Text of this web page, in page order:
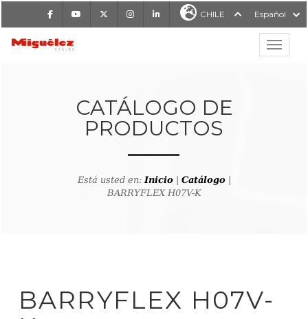
FacebookYoutube InstagramLinkedIn CHILE Español
MIGUÉLEZ CABLES
CATÁLOGO DE
PRODUCTOS
Está usted en:Inicio| Catálogo|
BARRYFLEX H07V-K
al buscador de
BARRYFLEX H07V-